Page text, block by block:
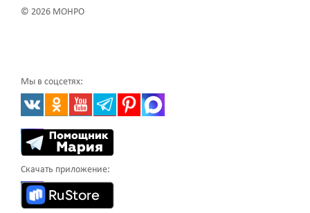
© 2026 МОНРО
Мы в соцсетях:
Скачать приложение: